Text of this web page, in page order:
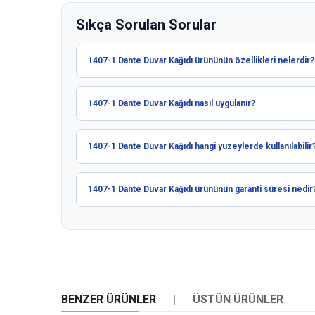
Sıkça Sorulan Sorular
1407-1 Dante Duvar Kağıdı ürününün özellikleri nelerdir?
1407-1 Dante Duvar Kağıdı nasıl uygulanır?
1407-1 Dante Duvar Kağıdı hangi yüzeylerde
1407-1 Dante Duvar Kağıdı ürününün garanti süresi
BENZER ÜRÜNLER ÜSTÜN ÜRÜNLER